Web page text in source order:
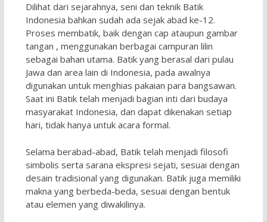
Dilihat dari sejarahnya, seni dan teknik Batik
Indonesia bahkan sudah ada sejak abad ke-12.
Proses membatik, baik dengan cap ataupun gambar
tangan , menggunakan berbagai campuran lilin
sebagai bahan utama. Batik yang berasal dari pulau
Jawa dan area lain di Indonesia, pada awalnya
digunakan untuk menghias pakaian para bangsawan.
Saat ini Batik telah menjadi bagian inti dari budaya
masyarakat Indonesia, dan dapat dikenakan setiap
hari, tidak hanya untuk acara formal.
Selama berabad-abad, Batik telah menjadi filosofi
simbolis serta sarana ekspresi sejati, sesuai dengan
desain tradisional yang digunakan. Batik juga memiliki
makna yang berbeda-beda, sesuai dengan bentuk
atau elemen yang diwakilinya.